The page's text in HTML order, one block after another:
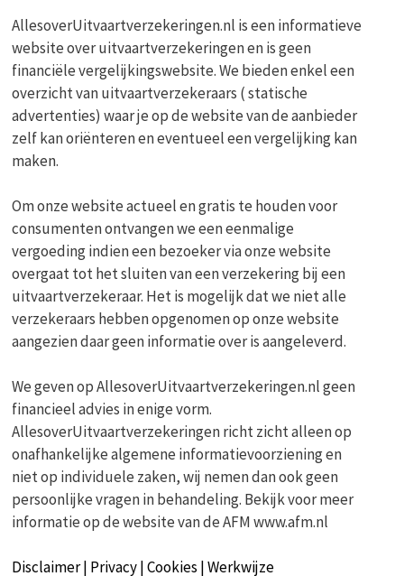
AllesoverUitvaartverzekeringen.nl is een informatieve
website over uitvaartverzekeringen en is geen
financiële vergelijkingswebsite. We bieden enkel een
overzicht van uitvaartverzekeraars ( statische
advertenties) waar je op de website van de aanbieder
zelf kan oriënteren en eventueel een vergelijking kan
maken.
Om onze website actueel en gratis te houden voor
consumenten ontvangen we een eenmalige
vergoeding indien een bezoeker via onze website
overgaat tot het sluiten van een verzekering bij een
uitvaartverzekeraar. Het is mogelijk dat we niet alle
verzekeraars hebben opgenomen op onze website
aangezien daar geen informatie over is aangeleverd.
We geven op AllesoverUitvaartverzekeringen.nl geen
financieel advies in enige vorm.
AllesoverUitvaartverzekeringen richt zicht alleen op
onafhankelijke algemene informatievoorziening en
niet op individuele zaken, wij nemen dan ook geen
persoonlijke vragen in behandeling. Bekijk voor meer
informatie op de website van de AFM www.afm.nl
Disclaimer | Privacy | Cookies | Werkwijze